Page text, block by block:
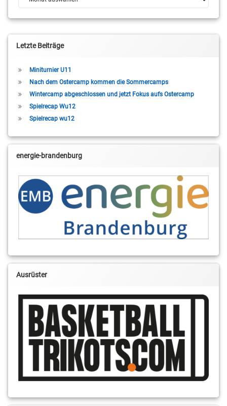
Letzte Beiträge
Miniturnier U11
Nach dem Ostercamp kommen die Sommercamps
Wintercamp abgeschlossen und jetzt Fokus aufs Ostercamp
Spielrecap Wu12
Spielrecap wu12
energie-brandenburg
Ausrüster